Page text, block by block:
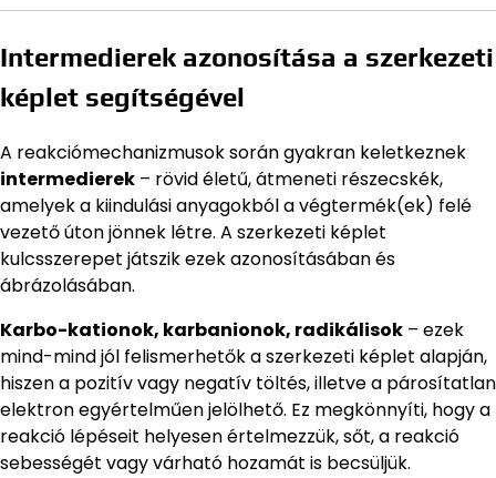
Intermedierek azonosítása a szerkezeti
képlet segítségével
A reakciómechanizmusok során gyakran keletkeznek
intermedierek – rövid életű, átmeneti részecskék,
amelyek a kiindulási anyagokból a végtermék(ek) felé
vezető úton jönnek létre. A szerkezeti képlet
kulcsszerepet játszik ezek azonosításában és
ábrázolásában.
Karbo-kationok, karbanionok, radikálisok – ezek
mind-mind jól felismerhetők a szerkezeti képlet alapján,
hiszen a pozitív vagy negatív töltés, illetve a párosítatlan
elektron egyértelműen jelölhető. Ez megkönnyíti, hogy a
reakció lépéseit helyesen értelmezzük, sőt, a reakció
sebességét vagy várható hozamát is becsüljük.